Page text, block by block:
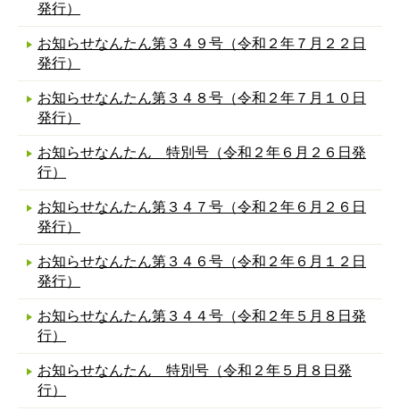
発行）
お知らせなんたん第３４９号（令和２年７月２２日
発行）
お知らせなんたん第３４８号（令和２年７月１０日
発行）
お知らせなんたん 特別号（令和２年６月２６日発
行）
お知らせなんたん第３４７号（令和２年６月２６日
発行）
お知らせなんたん第３４６号（令和２年６月１２日
発行）
お知らせなんたん第３４４号（令和２年５月８日発
行）
お知らせなんたん 特別号（令和２年５月８日発
行）